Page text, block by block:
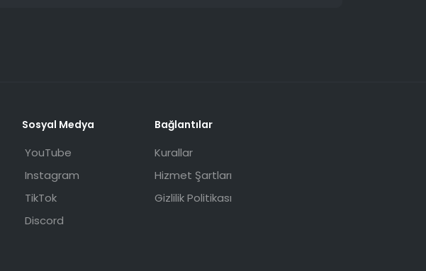
Sosyal Medya
YouTube
Instagram
TikTok
Discord
Bağlantılar
Kurallar
Hizmet Şartları
Gizlilik Politikası